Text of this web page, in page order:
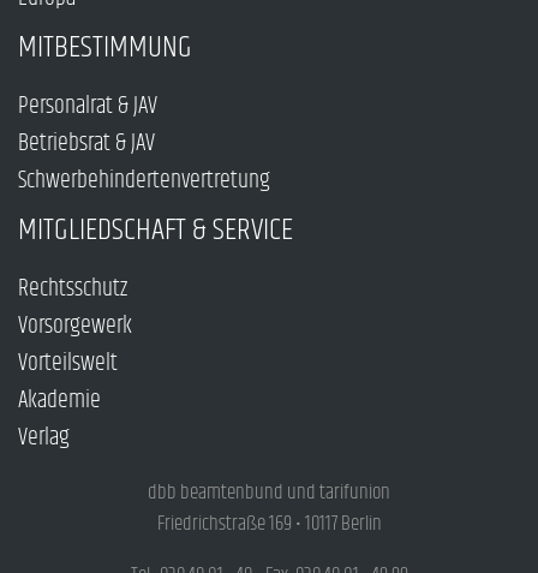
MITBESTIMMUNG
Personalrat & JAV
Betriebsrat & JAV
Schwerbehindertenvertretung
MITGLIEDSCHAFT & SERVICE
Rechtsschutz
Vorsorgewerk
Vorteilswelt
Akademie
Verlag
dbb beamtenbund und tarifunion
Friedrichstraße 169 • 10117 Berlin